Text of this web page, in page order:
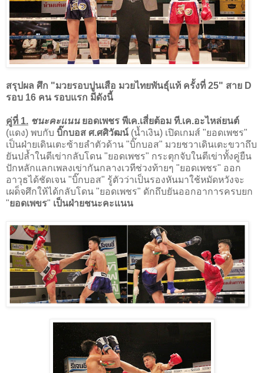
สรุปผล ศึก "มวยรอบปูนเสือ มวยไทยพันธุ์แท้ ครั้งที่ 25" สาย D
รอบ 16 คน รอบแรก มีดังนี้
คู่ที่ 1. ชนะคะแนน ยอดเพชร พีเค.เสี่ยต้อม ที.เค.อะไหล่ยนต์
(แดง) พบกับ บิ๊กบอส ศ.ศศิวัฒน์ (น้ำเงิน) เปิดเกมส์ "ยอดเพชร"
เป็นฝ่ายเดินเตะซ้ายลำตัวด้าน "บิ๊กบอส" มวยชวาเดินเตะขวาถึบ
ยันปล้ำในตีเข่ากลับโดน "ยอดเพชร" กระตุกจับในตีเข่าทั้งคู่ยืน
ปักหลักแลกเพลงเข่ากันกลางเวทีช่วงท้ายๆ "ยอดเพชร" ออก
อาวุธได้ชัดเจน "บิ๊กบอส" รู้ตัวว่าเป็นรองหันมาใช้หมัดหวังจะ
เผด็จศึกให้ได้กลับโดน "ยอดเพชร" ดักถึบยันออกอาการครบยก
"ยอดเพขร" เป็นฝ่ายชนะคะแนน